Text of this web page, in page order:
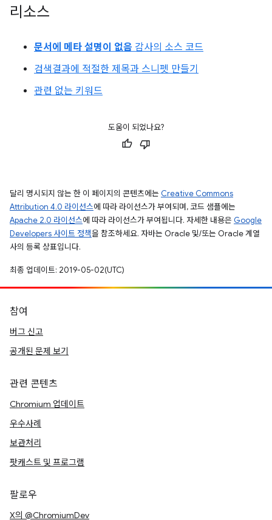
리소스
문서에 메타 설명이 없음 감사의 소스 코드
검색결과에 적절한 제목과 스니펫 만들기
관련 없는 키워드
도움이 되었나요?
달리 명시되지 않는 한 이 페이지의 콘텐츠에는 Creative Commons
Attribution 4.0 라이선스에 따라 라이선스가 부여되며, 코드 샘플에는
Apache 2.0 라이선스에 따라 라이선스가 부여됩니다. 자세한 내용은 Google
Developers 사이트 정책을 참조하세요. 자바는 Oracle 및/또는 Oracle 계열
사의 등록 상표입니다.
최종 업데이트: 2019-05-02(UTC)
참여
버그 신고
공개된 문제 보기
관련 콘텐츠
Chromium 업데이트
우수사례
보관처리
팟캐스트 및 프로그램
팔로우
X의 @ChromiumDev